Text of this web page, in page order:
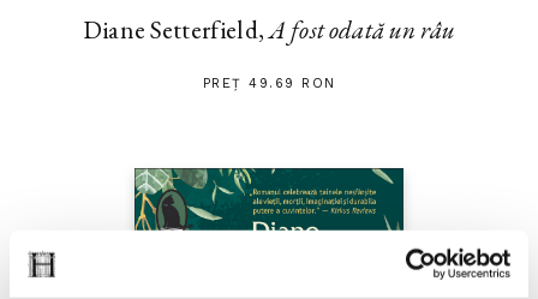
Diane Setterfield,A fost odată un râu
PREȚ 49.69 RON